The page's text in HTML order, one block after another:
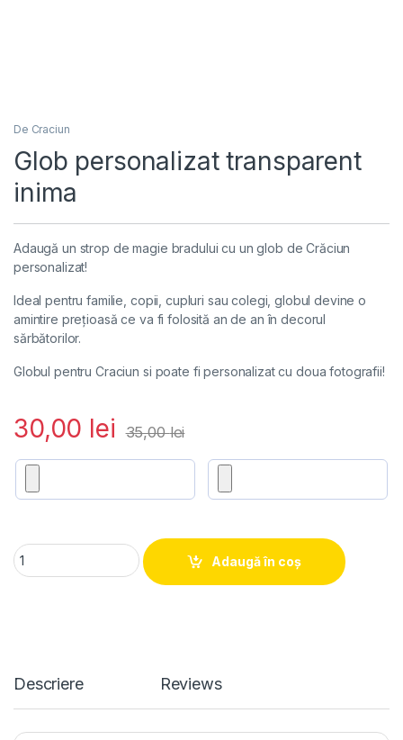
De Craciun
Glob personalizat transparent
inima
Adaugă un strop de magie bradului cu un glob de Crăciun
personalizat!
Ideal pentru familie, copii, cupluri sau colegi, globul devine o
amintire prețioasă ce va fi folosită an de an în decorul
sărbătorilor.
Globul pentru Craciun si poate fi personalizat cu doua fotografii!
30,00 lei 35,00lei
Glob personalizat transparent inima quantity
Adaugă în coș
Descriere Reviews